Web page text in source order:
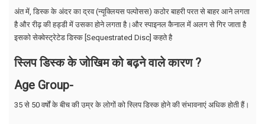
अंत में, डिस्क के अंदर का द्रव (न्यूक्लियस पल्पोसस) कठोर बाहरी परत से बाहर आने लगता
है और रीढ़ की हड्डी में उसका होने लगता है।और स्पाइनल कैनाल में अलग से गिर जाता है
इसको सेक्वेस्ट्रेटेड डिस्क [Sequestrated Disc] कहते है
स्लिप डिस्क के जोखिम को बढ़ने वाले कारण ?
Age Group-
35 से 50 वर्षों के बीच की उम्र के लोगों को स्लिप डिस्क होने की संभावनाएं अधिक होती हैं।